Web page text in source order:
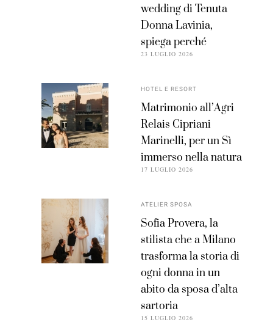
wedding di Tenuta
Donna Lavinia,
spiega perché
23 LUGLIO 2026
HOTEL E RESORT
Matrimonio all’Agri
Relais Cipriani
Marinelli, per un Sì
immerso nella natura
17 LUGLIO 2026
ATELIER SPOSA
Sofia Provera, la
stilista che a Milano
trasforma la storia di
ogni donna in un
abito da sposa d’alta
sartoria
15 LUGLIO 2026